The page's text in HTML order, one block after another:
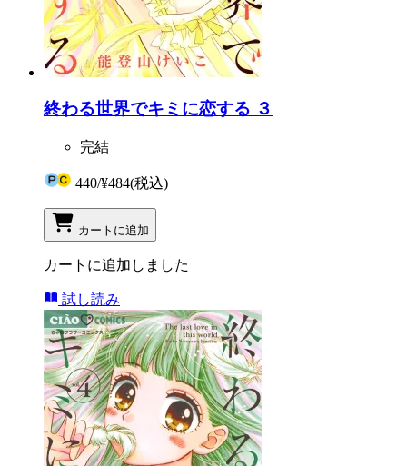
終わる世界でキミに恋する ３
完結
440/¥484(税込)
カートに追加
カートに追加しました
試し読み